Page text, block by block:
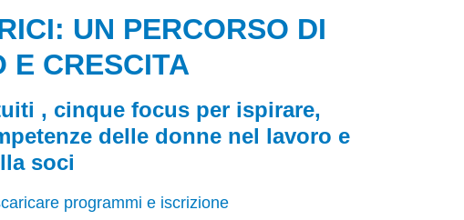
UN PERCORSO DI
E CRESCITA
, cinque focus per ispirare,
delle donne nel lavoro e
soci
programmi e iscrizione